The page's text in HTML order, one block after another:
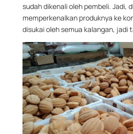
sudah dikenali oleh pembeli. Jadi,
memperkenalkan produknya ke
disukai oleh semua kalangan, jadi